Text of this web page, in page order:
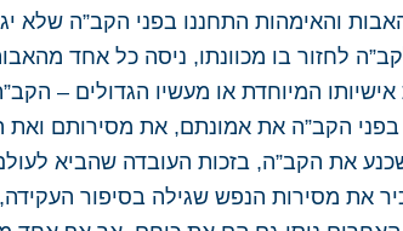
והאימהות התחננו בפני הקב”ה שלא
לחזור בו מכוונתו, ניסה כל אחד
אישיותו המיוחדת או מעשיו הגדולים –
בפני הקב”ה את אמונתם, את מסירותם
את הקב”ה, בזכות העובדה שהביא
את מסירות הנפש שגילה בסיפור